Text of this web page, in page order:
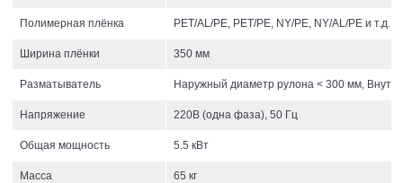
Полимерная плёнка PET/AL/PE, PET/PE, NY/PE, NY/AL/PE и т.д.
Ширина плёнки 350 мм
Разматыватель Наружный диаметр рулона < 300 мм,
Напряжение 220В (одна фаза), 50 Гц
Общая мощность 5.5 кВт
Масса 65 кг